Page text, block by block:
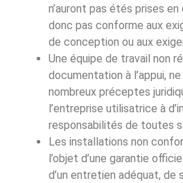
n’auront pas étés prises
donc pas conforme aux
de conception ou aux
Une équipe de travail non
documentation à l’appui,
nombreux préceptes
l’entreprise utilisatrice à
responsabilités de toutes
Les installations non
l’objet d’une garantie
d’un entretien adéquat, de